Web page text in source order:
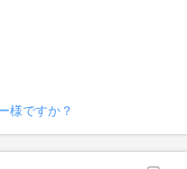
様ですか？